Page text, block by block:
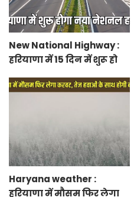
New National Highway :
हरियाणा में 15 दिन में शुरू हो
केएमपी से होगी सीधी
Haryana weather :
हरियाणा में मौसम फिर लेगा